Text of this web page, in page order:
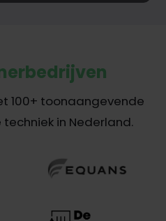
100+ toonaangevende
in Nederland.